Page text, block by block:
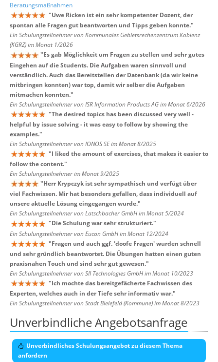
Beratungsmaßnahmen
"Uwe Ricken ist ein sehr kompetenter Dozent, der
spontan alle Fragen gut beantworten und Tipps geben konnte."
Ein Schulungsteilnehmer von Kommunales Gebietsrechenzentrum Koblenz
(KGRZ) im Monat 1/2026
"Es gab Möglichkeit um Fragen zu stellen und sehr gutes
Eingehen auf die Students. Die Aufgaben waren sinnvoll und
verständlich. Auch das Bereitstellen der Datenbank (da wir keine
mitbringen konnten) war top, damit wir selber die Aufgaben
mitmachen konnten."
Ein Schulungsteilnehmer von ISR Information Products AG im Monat 6/2026
"The desired topics has been discussed very well -
helpful by issue solving - it was easy to follow by showing the
examples."
Ein Schulungsteilnehmer von IONOS SE im Monat 8/2025
"I liked the amount of exercises, that makes it easier to
follow the content."
Ein Schulungsteilnehmer im Monat 9/2025
"Herr Krypczyk ist sehr sympathisch und verfügt über
viel Fachwissen. Mir hat besonders gefallen, dass individuell auf
unsere aktuelle Lösung eingegangen wurde."
Ein Schulungsteilnehmer von Latschbacher GmbH im Monat 5/2024
"Die Schulung war sehr strukturiert."
Ein Schulungsteilnehmer von Eucon GmbH im Monat 12/2024
"Fragen und auch ggf. 'doofe Fragen' wurden schnell
und sehr gründlich beantwortet. Die Übungen hatten einen guten
praxisnahen Touch und sind sehr gut gewesen."
Ein Schulungsteilnehmer von SII Technologies GmbH im Monat 10/2023
"Ich mochte das bereitgefächerte Fachwissen des
Experten, welches auch in der Tiefe sehr informativ war."
Ein Schulungsteilnehmer von Stadt Bielefeld (Kommune) im Monat 8/2023
Unverbindliche Angebotsanfrage
Unverbindliches Schulungsangebot zu diesem Thema
anfordern